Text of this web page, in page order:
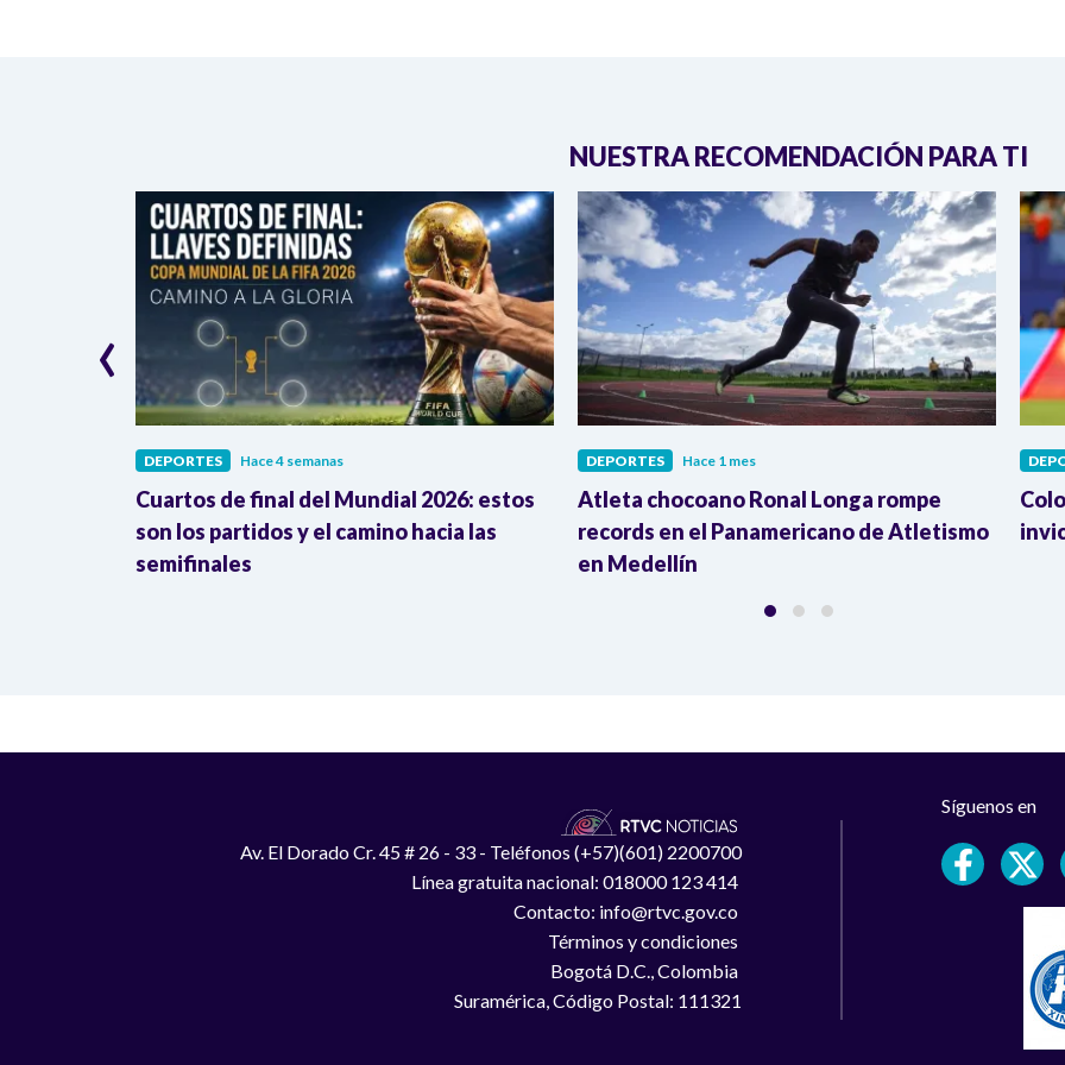
NUESTRA RECOMENDACIÓN PARA TI
DEPORTES Hace 4 semanas
Cuartos de final del Mundial 2026: estos
son los partidos y el camino hacia las
semifinales
DEPORTES Hace 1 mes
Atleta chocoano Ronal Longa rompe
records en el Panamericano de Atletismo
en Medellín
‹
Av. El Dorado Cr. 45 # 26 - 33 - Teléfonos (+57)(601) 2200700
Línea gratuita nacional: 018000 123 414
Contacto: info@rtvc.gov.co
Términos y condiciones
Bogotá D.C., Colombia
Suramérica, Código Postal: 111321
Síguenos en